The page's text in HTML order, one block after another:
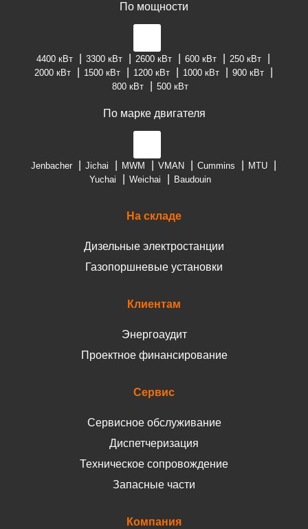
По мощности
4400 кВт 3300 кВт 2600 кВт 600 кВт
250 кВт
2000 кВт
1500 кВт 1200 кВт 1000 кВт
900 кВт
800 кВт
500 кВт
По марке двигателя
Jenbacher Jichai MWM VMAN Cummins
MTU
Yuchai
Weichai Baudouin
На складе
Дизельные электростанции
Газопоршневые установки
Клиентам
Энергоаудит
Проектное финансирование
Сервис
Сервисное обслуживание
Диспетчеризация
Техническое сопровождение
Запасные части
Компания